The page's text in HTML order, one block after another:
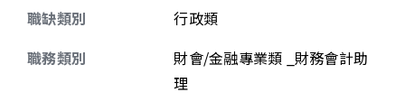
職缺類別
行政類
職務類別
財會/金融專業類 _財務會計助
理